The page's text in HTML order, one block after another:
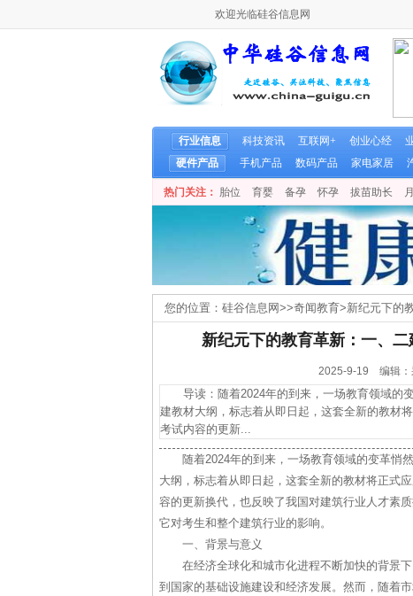
欢迎光临硅谷信息网
行业信息 科技资讯 互联网+ 创业心经
硬件产品
手机产品 数码产品 家电家居
热门关注： 胎位 育婴 备孕 怀孕 拔苗助长
您的位置： 硅谷信息网>>奇闻教育>新纪元下的
新纪元下的教育革新：一、
2025-9-19 编辑
导读：随着2024年的到来，一场教育领域的
建教材大纲，标志着从即日起，这套全新的教材
考试内容的更新...
随着2024年的到来，一场教育领域的变革悄
大纲，标志着从即日起，这套全新的教材将正式
容的更新换代，也反映了我国对建筑行业人才素
它对考生和整个建筑行业的影响。
一、背景与意义
在经济全球化和城市化进程不断加快的背景
到国家的基础设施建设和经济发展。然而，随着